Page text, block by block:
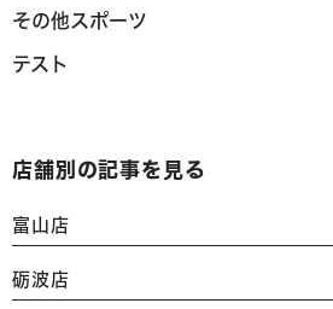
その他スポーツ
テスト
店舗別の記事を見る
富山店
砺波店